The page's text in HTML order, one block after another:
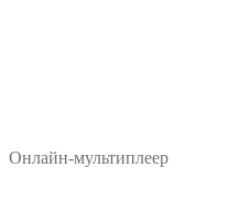
Онлайн-мультиплеер